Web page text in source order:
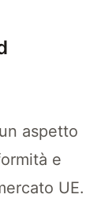
aspetto
e
UE.